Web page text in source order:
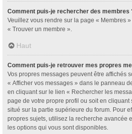
Comment puis-je rechercher des membres
Veuillez vous rendre sur la page « Membres
« Trouver un membre ».
Haut
Comment puis-je retrouver mes propres
Vos propres messages peuvent être affichés
« Afficher vos messages » dans le panneau
en cliquant sur le lien « Rechercher les
page de votre propre profil ou soit en cliquant
situé sur la partie supérieure du forum. Pour
propres sujets, utilisez la recherche avancée
les options qui vous sont disponibles.